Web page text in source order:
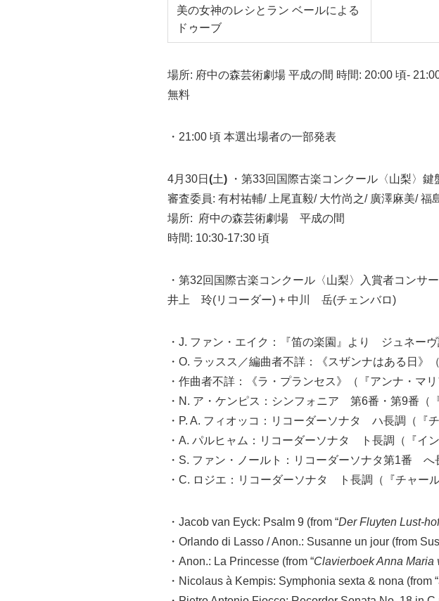
美の女神のレシとラン ベールによる
ドゥーブ
場所: 府中の森芸術劇場 平成の間 時間: 20:00 頃-
無料
・21:00 頃 本選出場者の一部発表
4月30日 (土)
・第33回国際古楽コンクール〈山梨〉
審査委員: 有村祐輔/ 上尾直毅/ 大竹尚之/ 廣澤麻美/ 福
場所: 府中の森芸術劇場 平成の間
時間: 10:30-17:30 頃
・第32回国際古楽コンクール〈山梨〉入賞者コンサー
井上 玲(リコーダー) + 中川 岳(チェンバロ)
・J. ファン・エイク：『笛の楽園』より ジュネー
・O. ラッスス／編曲者不詳：《スザンナはある日
・作曲者不詳：《ラ・プランセス》（『アンナ・マ
・N. ア・ケンピス：シンフォニア 第6番・第9番（
・P. A. フィオッコ：リコーダーソナタ ハ長調（『
・A. パルヒャム：リコーダーソナタ ト長調（『イ
・S. ファン・ノールト：リコーダーソナタ第1番
・C. ロジエ：リコーダーソナタ ト長調（『チャー
・Jacob van Eyck: Psalm 9 (from “Der Fluyten Lust-
・Orlando di Lasso / Anon.: Susanne un jour (from
・Anon.: La Princesse (from “Clavierboek Anna Maria
・Nicolaus à Kempis: Symphonia sexta & nona (from “